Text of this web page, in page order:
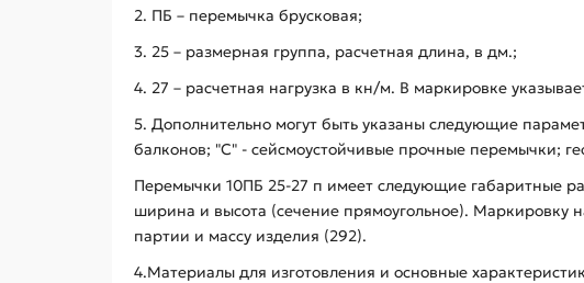
2. ПБ – перемычка брусковая;
3. 25 – размерная группа, расчетная длина, в дм.;
4. 27 – расчетная нагрузка в кн/м. В маркировке
5. Дополнительно могут быть указаны следующие
балконов; "С" - сейсмоустойчивые прочные перемычки;
Перемычки 10ПБ 25-27 п имеет следующие габаритные
ширина и высота (сечение прямоугольное). Маркировку
партии и массу изделия (292).
4.Материалы для изготовления и основные